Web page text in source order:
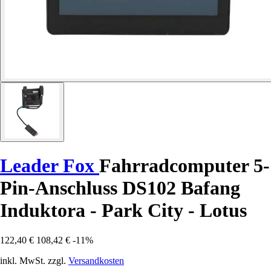
Leader Fox Fahrradcomputer 5-
Pin-Anschluss DS102 Bafang
Induktora - Park City - Lotus
122,40 € 108,42 € -11%
inkl. MwSt. zzgl. Versandkosten